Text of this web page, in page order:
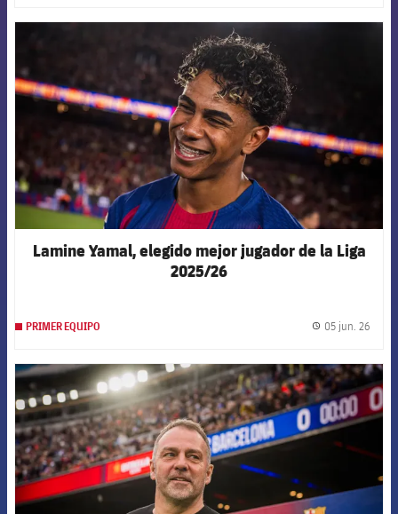
FCB Barcelona badge
Lamine Yamal, elegido mejor jugador de la Liga
2025/26
PRIMER EQUIPO 05 jun. 26
FCB Barcelona badge